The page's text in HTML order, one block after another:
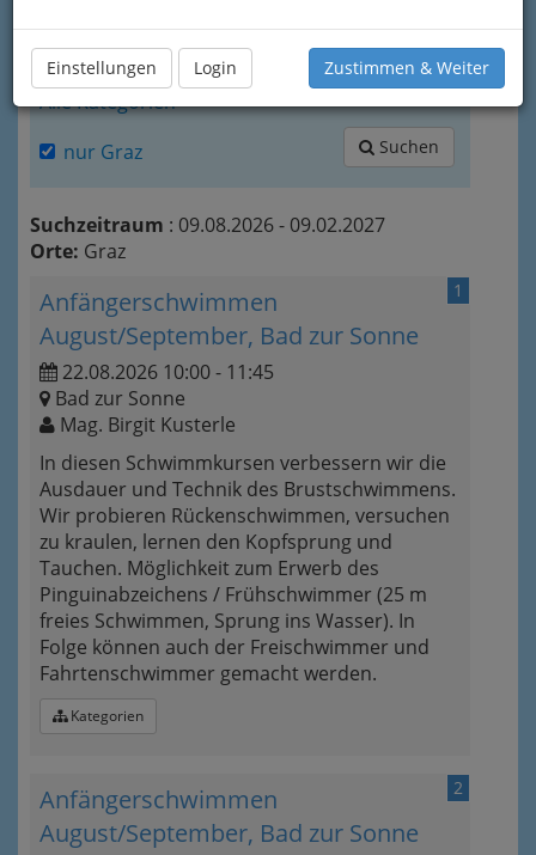
Einstellungen Login Zustimmen & Weiter
Kategorien
Alle Kategorien
nur Graz
Suchen
Suchzeitraum : 09.08.2026 - 09.02.2027
Orte: Graz
1
Anfängerschwimmen
August/September, Bad zur Sonne
22.08.2026 10:00 - 11:45
Bad zur Sonne
Mag. Birgit Kusterle
In diesen Schwimmkursen verbessern wir die
Ausdauer und Technik des Brustschwimmens.
Wir probieren Rückenschwimmen, versuchen
zu kraulen, lernen den Kopfsprung und
Tauchen. Möglichkeit zum Erwerb des
Pinguinabzeichens / Frühschwimmer (25 m
freies Schwimmen, Sprung ins Wasser). In
Folge können auch der Freischwimmer und
Fahrtenschwimmer gemacht werden.
Kategorien
2
Anfängerschwimmen
August/September, Bad zur Sonne